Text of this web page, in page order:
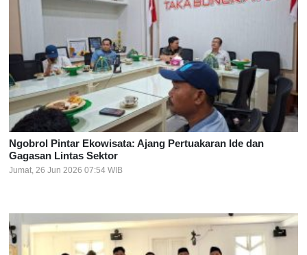
Ngobrol Pintar Ekowisata: Ajang Pertuakaran Ide dan
Gagasan Lintas Sektor
Jumat, 26 Jun 2026 07:54 WIB